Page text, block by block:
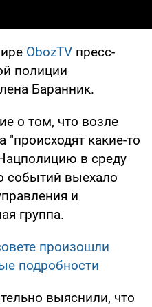
ObozTV пресс-
полиции
Баранник.
о том, что возле
"происходят какие-то
в среду
событий выехало
и
группа.
произошли
подробности
выяснили, что